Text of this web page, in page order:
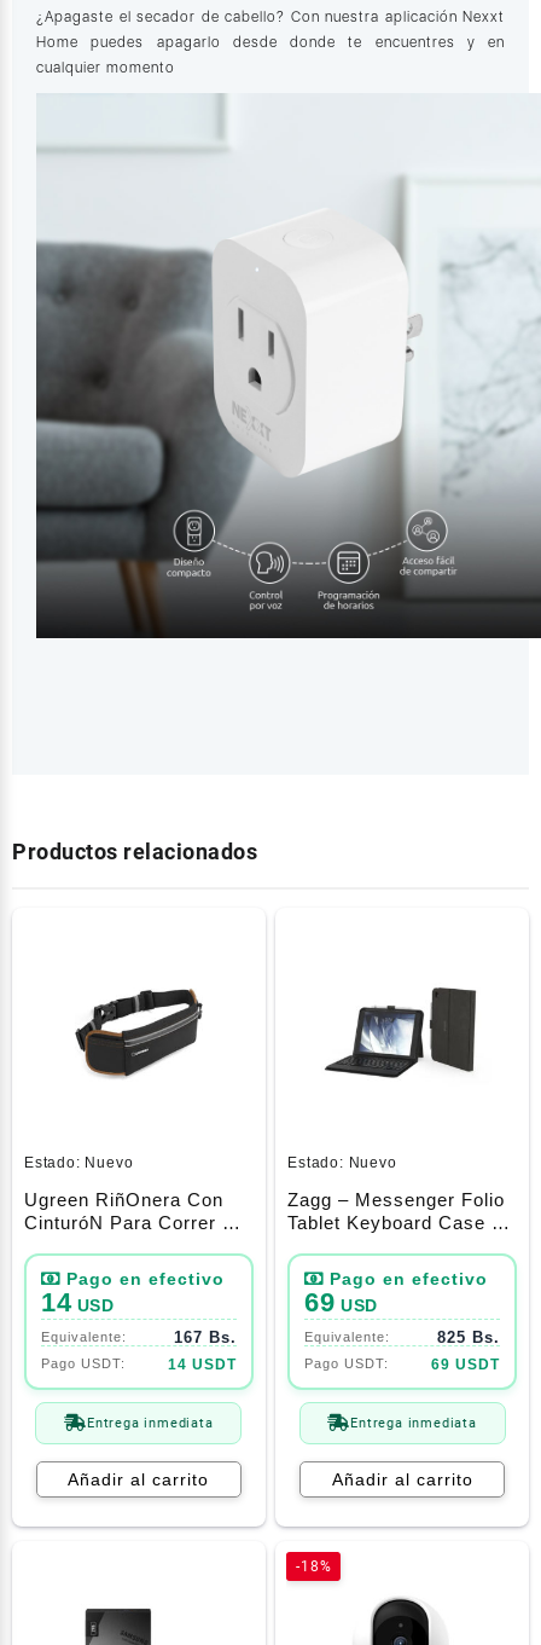
¿Apagaste el secador de cabello? Con nuestra aplicación Nexxt
Home puedes apagarlo desde donde te encuentres y en
cualquier momento
Productos relacionados
Estado: Nuevo
Ugreen RiñOnera Con
CinturóN Para Correr Al
14 USD
167 Bs.
14 USDT
Entrega inmediata
Añadir al carrito
Estado: Nuevo
Zagg – Messenger Folio
Tablet Keyboard Case –
69 USD
825 Bs.
69 USDT
Entrega inmediata
Añadir al carrito
-18%